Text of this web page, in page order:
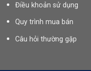
Điều khoản sử dụng
Quy trình mua bán
Câu hỏi thường gặp